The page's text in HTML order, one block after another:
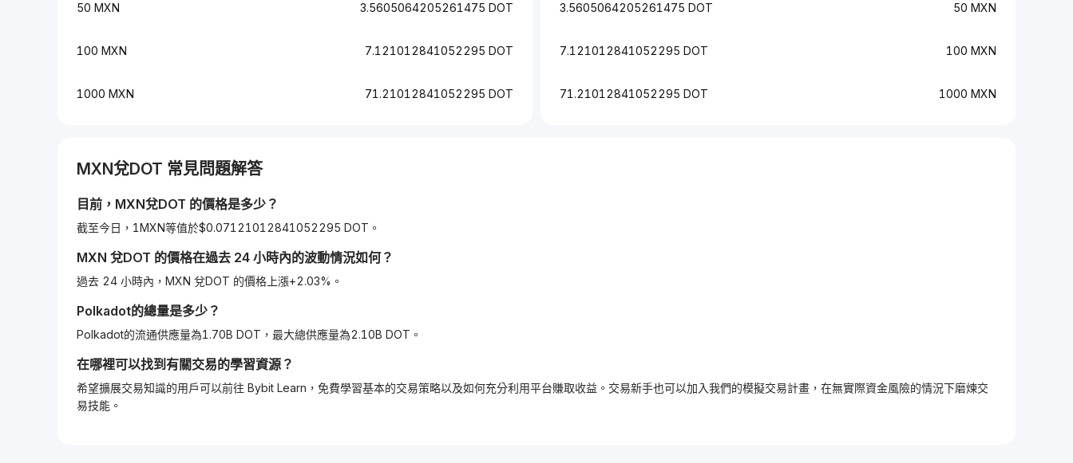
3.5605064205261475 DOT 50 MXN
7.121012841052295 DOT 100 MXN
71.21012841052295 DOT 1000 MXN
50 MXN 3.5605064205261475 DOT
100 MXN 7.121012841052295 DOT
1000 MXN 71.21012841052295 DOT
MXN兌DOT 常見問題解答
目前， MXN兌DOT 的價格是多少？
截至今日，1MXN等值於$0.07121012841052295 DOT。
MXN 兌DOT 的價格在過去 24 小時內的波動情況如何？
過去 24 小時內，MXN 兌DOT 的價格上漲+2.03%。
Polkadot的總量是多少？
Polkadot的流通供應量為1.70B DOT，最大總供應量為2.10B DOT。
在哪裡可以找到有關交易的學習資源？
希望擴展交易知識的用戶可以前往 Bybit Learn，免費學習基本的交易策略以及如何充分利用平台賺取收益。交易新手也可以加入我們的模擬交易計畫，在無實際資金風險的情況下磨煉交
易技能。